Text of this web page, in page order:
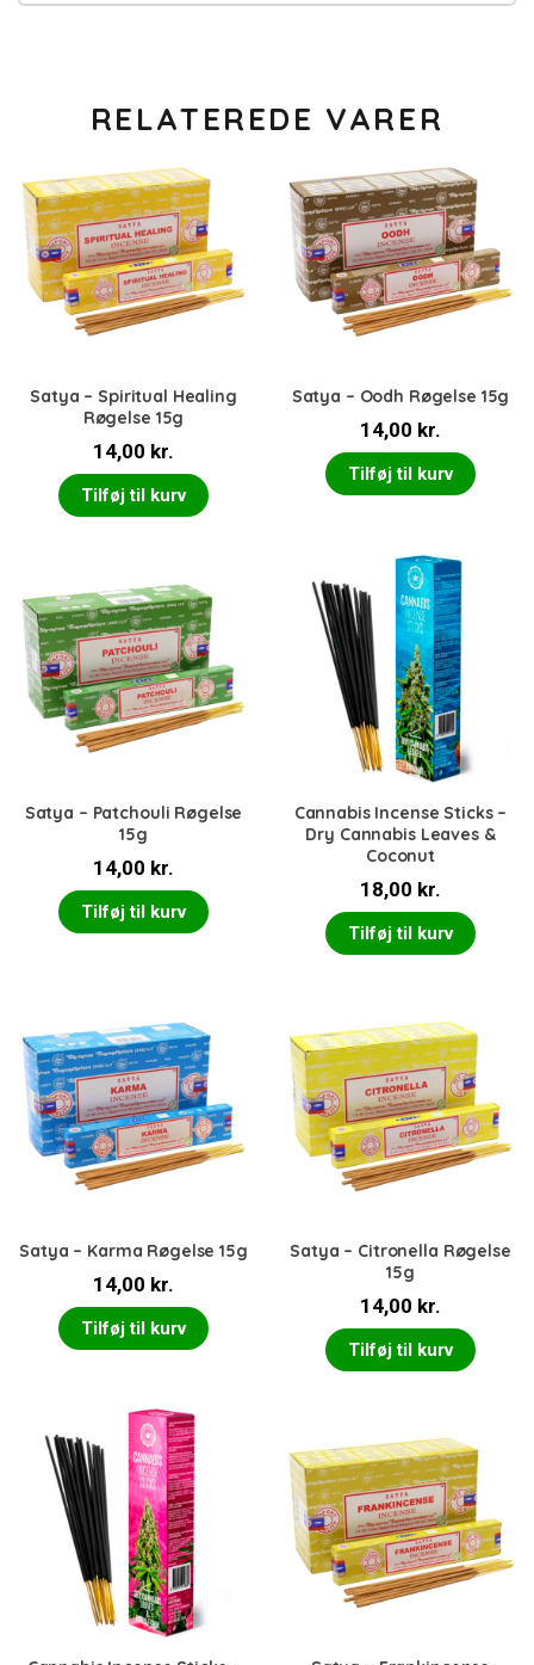
RELATEREDE VARER
Satya – Spiritual Healing
Røgelse 15g
14,00 kr.
Tilføj til kurv
Satya – Oodh Røgelse 15g
14,00 kr.
Tilføj til kurv
Satya – Patchouli Røgelse
15g
14,00 kr.
Tilføj til kurv
Cannabis Incense Sticks –
Dry Cannabis Leaves &
Coconut
18,00 kr.
Tilføj til kurv
Satya – Karma Røgelse 15g
14,00 kr.
Tilføj til kurv
Satya – Citronella Røgelse
15g
14,00 kr.
Tilføj til kurv